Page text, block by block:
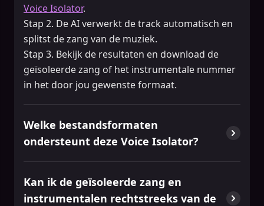
Voice Isolator.
Stap 2. De AI verwerkt de track automatisch en
splitst de zang van de muziek.
Stap 3. Bekijk de resultaten en download de
geïsoleerde zang of het instrumentale nummer
in het door jou gewenste formaat.
Welke bestandsformaten
ondersteunt deze Voice Isolator?
Kan ik de geïsoleerde zang en
instrumentalen rechtstreeks van de